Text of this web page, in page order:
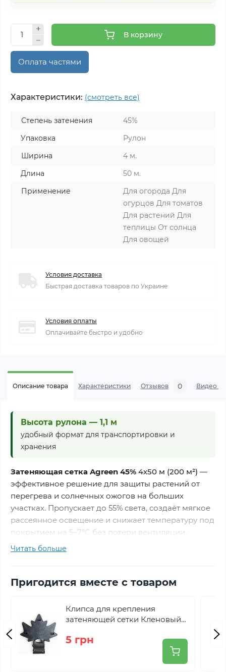
В корзину
Оплата частями
Характеристики: (смотреть все)
Степень затенения
45%
Упаковка
Рулон
Ширина
4 м.
Длина
50 м.
Применение
Для огорода Для
огурцов Для томатов
Для растений Для
теплицы От солнца
Для овощей
Условия доставка
Быстрая доставка товаров по Украине
Условия оплаты
Оплачивайте быстро и удобно
Описание товара Характеристики Отзывов 0 Видео
Высота рулона — 1,1 м
удобный формат для транспортировки и
хранения
Затеняющая сетка Agreen 45% 4х50 м (200 м²) —
эффективное решение для защиты растений от
перегрева и солнечных ожогов на больших
участках. Пропускает до 55% света, создаёт мягкое
рассеянное освещение и снижает температуру под
покрытием на 5–7°C без потери вентиляции.
одним полотном — без стыков, швов и слабых
грядок и фермерских хозяйств.
Основные характеристики
Читать больше
Пригодится вместе с товаром
Клипса для крепления
затеняющей сетки Кленовый
5 грн